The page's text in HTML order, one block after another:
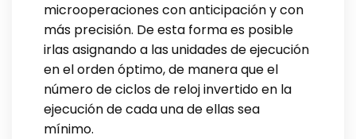
microoperaciones con anticipación y con
más precisión. De esta forma es posible
irlas asignando a las unidades de ejecución
en el orden óptimo, de manera que el
número de ciclos de reloj invertido en la
ejecución de cada una de ellas sea
mínimo.